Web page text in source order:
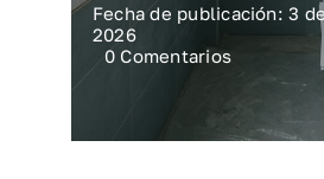
Fecha de publicación: 3
2026
0 Comentarios
Cuánto
reformar
baño